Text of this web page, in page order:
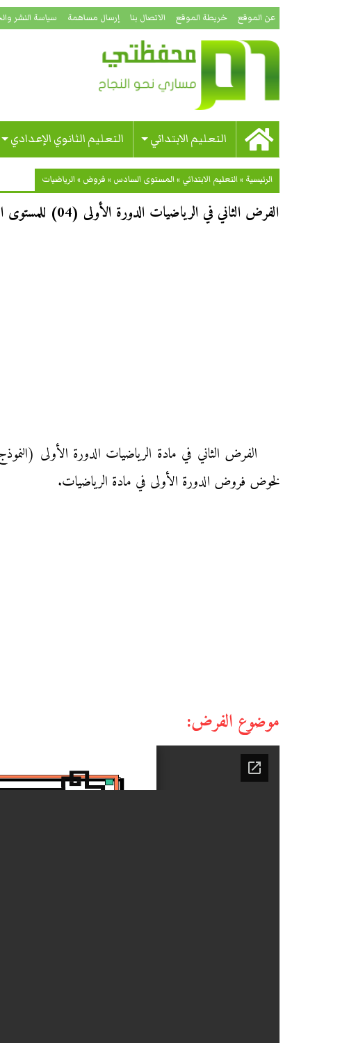
عن الموقع خريطة الموقع الاتصال بنا إرسال مساهمة سياسة النشر
التعليم الابتدائي التعليم الثانوي الإعدادي
الرئيسية »التعليم الابتدائي »المستوى السادس » فروض »الرياضيات
الفرض الثاني في الرياضيات الدورة الأولى (04) للمستوى السادس ابتدائي
لخوض فروض الدورة الأولى في مادة الرياضيات.
موضوع الفرض: